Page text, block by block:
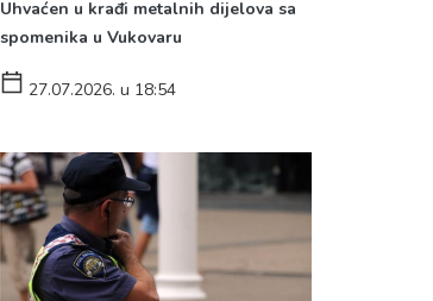
Uhvaćen u krađi metalnih dijelova sa
spomenika u Vukovaru
27.07.2026. u 18:54